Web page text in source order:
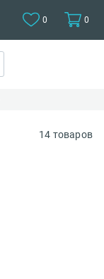
0 0
14 товаров